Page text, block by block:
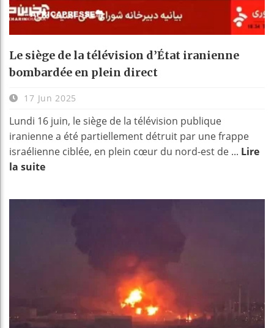
Le siège de la télévision d’État iranienne
bombardée en plein direct
17 Jun 2025
Lundi 16 juin, le siège de la télévision publique
iranienne a été partiellement détruit par une frappe
israélienne ciblée, en plein cœur du nord-est de ... Lire
la suite